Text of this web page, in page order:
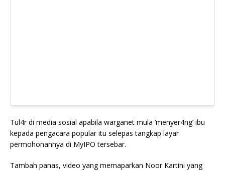
Tul4r di media sosial apabila warganet mula ‘menyer4ng’ ibu
kepada pengacara popular itu selepas tangkap layar
permohonannya di MyIPO tersebar.
Tambah panas, video yang memaparkan Noor Kartini yang